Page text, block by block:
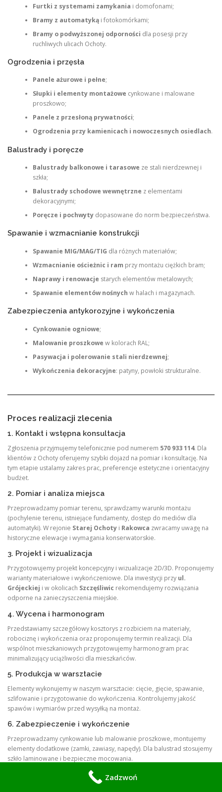
Furtki z systemami zamykania i domofonami;
Bramy z automatykąi fotokomórkami;
Bramy o podwyższonej odporności dla posesji przy
ruchliwych ulicach Ochoty.
Ogrodzenia i przęsła
Panele ażurowe i pełne;
Słupki i elementy montażowe cynkowane i malowane
proszkowo;
Panele z przesłoną prywatności;
Ogrodzenia przy kamienicach i nowoczesnych osiedlach.
Balustrady i poręcze
Balustrady balkonowe i tarasowe ze stali nierdzewnej i
szkła;
Balustrady schodowe wewnętrzne z elementami
dekoracyjnymi;
Poręcze i pochwytydopasowane do norm bezpieczeństwa.
Spawanie i wzmacnianie konstrukcji
Spawanie MIG/MAG/TIG dla różnych materiałów;
Wzmacnianie ościeżnic i ram przy montażu ciężkich bram;
Naprawy i renowacje starych elementów metalowych;
Spawanie elementów nośnych w halach i magazynach.
Zabezpieczenia antykorozyjne i wykończenia
Cynkowanie ogniowe;
Malowanie proszkowe w kolorach RAL;
Pasywacja i polerowanie stali nierdzewnej;
Wykończenia dekoracyjne: patyny, powłoki strukturalne.
Proces realizacji zlecenia
1. Kontakt i wstępna konsultacja
Zgłoszenia przyjmujemy telefonicznie pod numerem 570 933 114. Dla
klientów z Ochoty oferujemy szybki dojazd na pomiar i konsultację. Na
tym etapie ustalamy zakres prac, preferencje estetyczne i orientacyjny
budżet.
2. Pomiar i analiza miejsca
Przeprowadzamy pomiar terenu, sprawdzamy warunki montażu
(pochylenie terenu, istniejące fundamenty, dostęp do mediów dla
automatyki). W rejonie Starej Ochoty i Rakowca zwracamy uwagę na
historyczne elewacje i wymagania konserwatorskie.
3. Projekt i wizualizacja
Przygotowujemy projekt koncepcyjny i wizualizacje 2D/3D. Proponujemy
warianty materiałowe i wykończeniowe. Dla inwestycji przy ul.
Grójeckiej i w okolicach Szczęśliwic rekomendujemy rozwiązania
odporne na zanieczyszczenia miejskie.
4. Wycena i harmonogram
Przedstawiamy szczegółowy kosztorys z rozbiciem na materiały,
robociznę i wykończenia oraz proponujemy termin realizacji. Dla
wspólnot mieszkaniowych przygotowujemy harmonogram prac
minimalizujący uciążliwości dla mieszkańców.
5. Produkcja w warsztacie
Elementy wykonujemy w naszym warsztacie: cięcie, gięcie, spawanie,
szlifowanie i przygotowanie do wykończenia. Kontrolujemy jakość
spawów i wymiarów przed wysyłką na montaż.
6. Zabezpieczenie i wykończenie
Przeprowadzamy cynkowanie lub malowanie proszkowe, montujemy
elementy dodatkowe (zamki, zawiasy, napędy). Dla balustrad stosujemy
szkło laminowane i bezpieczne mocowania.
Zadzwoń